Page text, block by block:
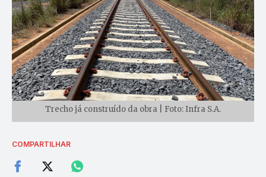
Trecho já construído da obra | Foto: Infra S.A.
COMPARTILHAR